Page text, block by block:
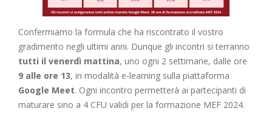
Confermiamo la formula che ha riscontrato il vostro
gradimento negli ultimi anni. Dunque gli incontri si terranno
tutti il venerdì mattina, uno ogni 2 settimane, dalle ore
9 alle ore 13, in modalità e-learning sulla piattaforma
Google Meet. Ogni incontro permetterà ai partecipanti di
maturare sino a 4 CFU validi per la formazione MEF 2024.